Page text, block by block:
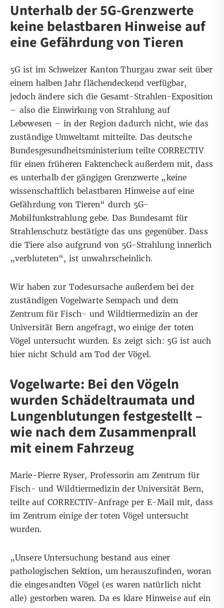
Unterhalb der 5G-Grenzwerte
keine belastbaren Hinweise auf
eine Gefährdung von Tieren
5G ist im Schweizer Kanton Thurgau zwar seit über
einem halben Jahr flächendeckend verfügbar,
jedoch ändere sich die Gesamt-Strahlen-Exposition
– also die Einwirkung von Strahlung auf
Lebewesen – in der Region dadurch nicht, wie das
zuständige Umweltamt mitteilte. Das deutsche
Bundesgesundheitsministerium teilte CORRECTIV
für einen früheren Faktencheck außerdem mit, dass
es unterhalb der gängigen Grenzwerte „keine
wissenschaftlich belastbaren Hinweise auf eine
Gefährdung von Tieren“ durch 5G-
Mobilfunkstrahlung gebe. Das Bundesamt für
Strahlenschutz bestätigte das uns gegenüber. Dass
die Tiere also aufgrund von 5G-Strahlung innerlich
„verbluteten“, ist unwahrscheinlich.
Wir haben zur Todesursache außerdem bei der
zuständigen Vogelwarte Sempach und dem
Zentrum für Fisch- und Wildtiermedizin an der
Universität Bern angefragt, wo einige der toten
Vögel untersucht wurden. Es zeigt sich: 5G ist auch
hier nicht Schuld am Tod der Vögel.
Vogelwarte: Bei den Vögeln
wurden Schädeltraumata und
Lungenblutungen festgestellt –
wie nach dem Zusammenprall
mit einem Fahrzeug
Marie-Pierre Ryser, Professorin am Zentrum für
Fisch- und Wildtiermedizin der Universität Bern,
teilte auf CORRECTIV-Anfrage per E-Mail mit, dass
im Zentrum einige der toten Vögel untersucht
wurden.
„Unsere Untersuchung bestand aus einer
pathologischen Sektion, um herauszufinden, woran
die eingesandten Vögel (es waren natürlich nicht
alle) gestorben waren. Da es klare Hinweise auf ein